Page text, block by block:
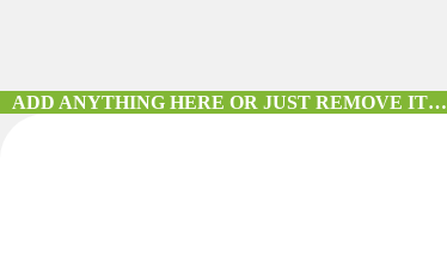
ADD ANYTHING HERE OR JUST REMOVE IT…